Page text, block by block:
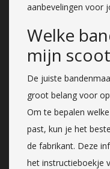
aanbevelingen voor
Welke
mijn
De juiste
groot belang voor
Om te bepalen
past, kun je het
de fabrikant. Deze
het instructieboekje